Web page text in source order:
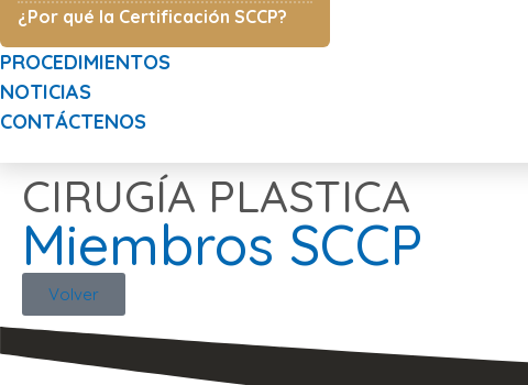
¿Por qué la Certificación SCCP?
PROCEDIMIENTOS
NOTICIAS
CONTÁCTENOS
CIRUGÍA PLASTICA
Miembros SCCP
Volver